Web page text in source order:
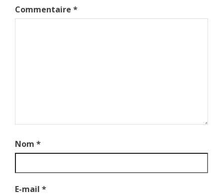
Commentaire *
Nom *
E-mail *